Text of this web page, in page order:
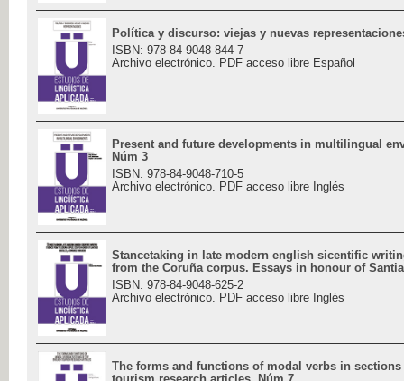
Política y discurso: viejas y nuevas
ISBN: 978-84-9048-844-7
Archivo electrónico. PDF acceso libre Español
Present and future developments in multilingual
Núm 3
ISBN: 978-84-9048-710-5
Archivo electrónico. PDF acceso libre Inglés
Stancetaking in late modern english sicentific
from the Coruña corpus. Essays in honour of
ISBN: 978-84-9048-625-2
Archivo electrónico. PDF acceso libre Inglés
The forms and functions of modal verbs in